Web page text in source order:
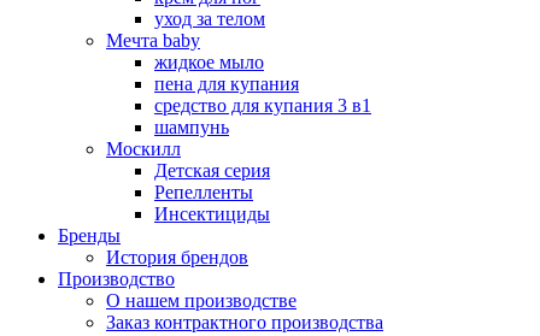
уход за телом
Мечта baby
жидкое мыло
пена для купания
средство для купания 3 в1
шампунь
Москилл
Детская серия
Репелленты
Инсектициды
Бренды
История брендов
Производство
О нашем производстве
Заказ контрактного производства